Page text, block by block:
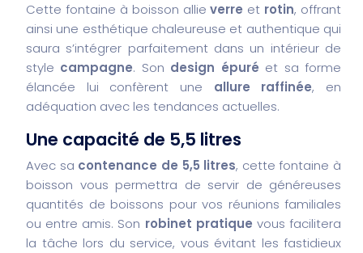
Cette fontaine à boisson allieverre et rotin, offrant
ainsi une esthétique chaleureuse et authentique qui
saura s’intégrer parfaitement dans un intérieur de
style campagne. Son design épuré et sa forme
élancée lui confèrent une allure raffinée, en
adéquation avec les tendances actuelles.
Une capacité de 5,5 litres
Avec sa contenance de 5,5 litres, cette fontaine à
boisson vous permettra de servir de généreuses
quantités de boissons pour vos réunions familiales
ou entre amis. Son robinet pratique vous facilitera
la tâche lors du service, vous évitant les fastidieux